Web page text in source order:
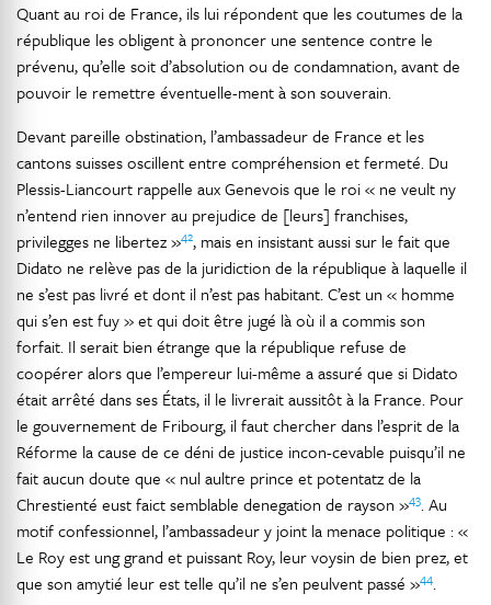
Quant au roi de France, ils lui répondent que les coutumes de la
république les obligent à prononcer une sentence contre le
prévenu, qu’elle soit d’absolution ou de condamnation, avant de
pouvoir le remettre éventuelle-ment à son souverain.
Devant pareille obstination, l’ambassadeur de France et les
cantons suisses oscillent entre compréhension et fermeté. Du
Plessis-Liancourt rappelle aux Genevois que le roi « ne veult ny
n’entend rien innover au prejudice de [leurs] franchises,
privilegges ne libertez »42, mais en insistant aussi sur le fait que
Didato ne relève pas de la juridiction de la république à laquelle il
ne s’est pas livré et dont il n’est pas habitant. C’est un « homme
qui s’en est fuy » et qui doit être jugé là où il a commis son
forfait. Il serait bien étrange que la république refuse de
coopérer alors que l’empereur lui-même a assuré que si Didato
était arrêté dans ses États, il le livrerait aussitôt à la France. Pour
le gouvernement de Fribourg, il faut chercher dans l’esprit de la
Réforme la cause de ce déni de justice incon-cevable puisqu’il ne
fait aucun doute que « nul aultre prince et potentatz de la
Chrestienté eust faict semblable denegation de rayson »43. Au
motif confessionnel, l’ambassadeur y joint la menace politique : «
Le Roy est ung grand et puissant Roy, leur voysin de bien prez, et
que son amytié leur est telle qu’il ne s’en peulvent passé »44.